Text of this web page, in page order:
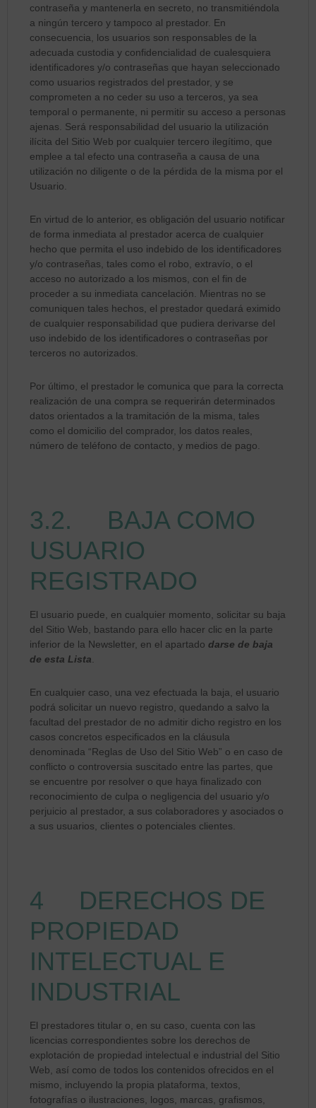
contraseña y mantenerla en secreto, no transmitiéndola
a ningún tercero y tampoco al prestador. En
consecuencia, los usuarios son responsables de la
adecuada custodia y confidencialidad de cualesquiera
identificadores y/o contraseñas que hayan seleccionado
como usuarios registrados del prestador, y se
comprometen a no ceder su uso a terceros, ya sea
temporal o permanente, ni permitir su acceso a personas
ajenas. Será responsabilidad del usuario la utilización
ilícita del Sitio Web por cualquier tercero ilegítimo, que
emplee a tal efecto una contraseña a causa de una
utilización no diligente o de la pérdida de la misma por el
Usuario.
En virtud de lo anterior, es obligación del usuario notificar
de forma inmediata al prestador acerca de cualquier
hecho que permita el uso indebido de los identificadores
y/o contraseñas, tales como el robo, extravío, o el
acceso no autorizado a los mismos, con el fin de
proceder a su inmediata cancelación. Mientras no se
comuniquen tales hechos, el prestador quedará eximido
de cualquier responsabilidad que pudiera derivarse del
uso indebido de los identificadores o contraseñas por
terceros no autorizados.
Por último, el prestador le comunica que para la correcta
realización de una compra se requerirán determinados
datos orientados a la tramitación de la misma, tales
como el domicilio del comprador, los datos reales,
número de teléfono de contacto, y medios de pago.
3.2. BAJA COMO
USUARIO
REGISTRADO
El usuario puede, en cualquier momento, solicitar su baja
del Sitio Web, bastando para ello hacer clic en la parte
inferior de la Newsletter, en el apartadodarse de baja
de esta Lista
En cualquier caso, una vez efectuada la baja, el usuario
podrá solicitar un nuevo registro, quedando a salvo la
facultad del prestador de no admitir dicho registro en los
casos concretos especificados en la cláusula
denominada “Reglas de Uso del Sitio Web” o en caso de
conflicto o controversia suscitado entre las partes, que
se encuentre por resolver o que haya finalizado con
reconocimiento de culpa o negligencia del usuario y/o
perjuicio al prestador, a sus colaboradores y asociados o
a sus usuarios, clientes o potenciales clientes.
4 DERECHOS DE
PROPIEDAD
INTELECTUAL E
INDUSTRIAL
El prestadores titular o, en su caso, cuenta con las
licencias correspondientes sobre los derechos de
explotación de propiedad intelectual e industrial del Sitio
Web, así como de todos los contenidos ofrecidos en el
mismo, incluyendo la propia plataforma, textos,
fotografías o ilustraciones, logos, marcas, grafismos,